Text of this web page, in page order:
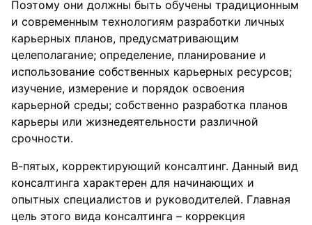
Поэтому они должны быть обучены традиционным
и современным технологиям разработки личных
карьерных планов, предусматривающим
целеполагание; определение, планирование и
использование собственных карьерных ресурсов;
изучение, измерение и порядок освоения
карьерной среды; собственно разработка планов
карьеры или жизнедеятельности различной
срочности.
В-пятых, корректирующий консалтинг. Данный вид
консалтинга характерен для начинающих и
опытных специалистов и руководителей. Главная
цель этого вида консалтинга – коррекция